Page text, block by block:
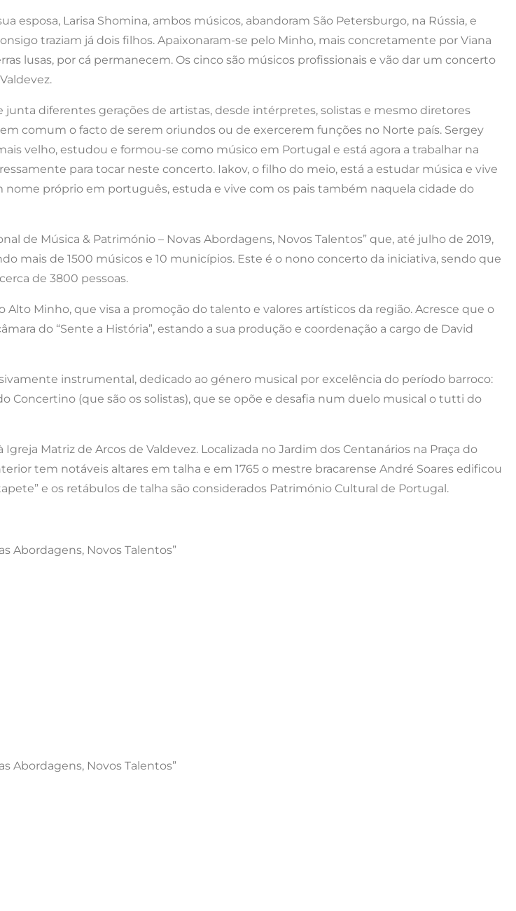
esposa, Larisa Shomina, ambos músicos, abandoram São Petersburgo, na Rússia, e
traziam já dois filhos. Apaixonaram-se pelo Minho, mais concretamente por Viana
lusas, por cá permanecem. Os cinco são músicos profissionais e vão dar um concerto
diferentes gerações de artistas, desde intérpretes, solistas e mesmo diretores
comum o facto de serem oriundos ou de exercerem funções no Norte país. Sergey
velho, estudou e formou-se como músico em Portugal e está agora a trabalhar na
para tocar neste concerto. Iakov, o filho do meio, está a estudar música e vive
nome próprio em português, estuda e vive com os pais também naquela cidade do
de Música & Património – Novas Abordagens, Novos Talentos” que, até julho de 2019,
mais de 1500 músicos e 10 municípios. Este é o nono concerto da iniciativa, sendo que
de 3800 pessoas.
Minho, que visa a promoção do talento e valores artísticos da região. Acresce que o
do “Sente a História”, estando a sua produção e coordenação a cargo de David
instrumental, dedicado ao género musical por excelência do período barroco:
(que são os solistas), que se opõe e desafia num duelo musical o tutti do
Matriz de Arcos de Valdevez. Localizada no Jardim dos Centanários na Praça do
tem notáveis altares em talha e em 1765 o mestre bracarense André Soares edificou
e os retábulos de talha são considerados Património Cultural de Portugal.
Abordagens, Novos Talentos”
Abordagens, Novos Talentos”